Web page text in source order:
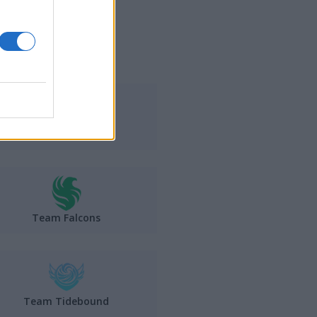
Team Falcons
Team Tidebound